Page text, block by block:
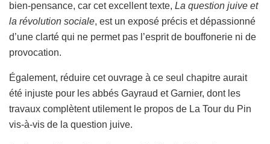
bien-pensance, car cet excellent texte, La question juive et
la révolution sociale, est un exposé précis et dépassionné
d’une clarté qui ne permet pas l’esprit de bouffonerie ni de
provocation.
Également, réduire cet ouvrage à ce seul chapitre aurait
été injuste pour les abbés Gayraud et Garnier, dont les
travaux complètent utilement le propos de La Tour du Pin
vis-à-vis de la question juive.